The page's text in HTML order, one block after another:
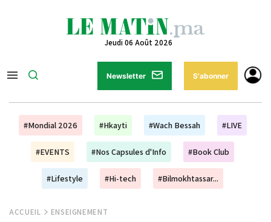
Jeudi 06 Août 2026
Newsletter S'abonner
#Mondial 2026 #Hkayti #Wach Bessah #LIVE
#EVENTS #Nos Capsules d'Info #Book Club
#Lifestyle #Hi-tech #Bilmokhtassar...
ACCUEIL ENSEIGNEMENT